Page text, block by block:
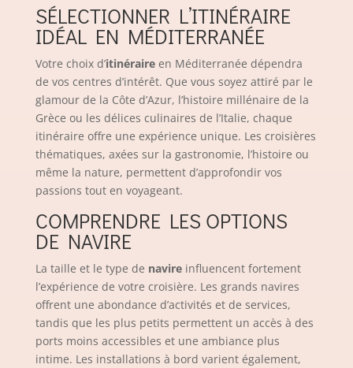
SÉLECTIONNER L’ITINÉRAIRE
IDÉAL EN MÉDITERRANÉE
Votre choix d’itinéraire en Méditerranée dépendra
de vos centres d’intérêt. Que vous soyez attiré par le
glamour de la Côte d’Azur, l’histoire millénaire de la
Grèce ou les délices culinaires de l’Italie, chaque
itinéraire offre une expérience unique. Les croisières
thématiques, axées sur la gastronomie, l’histoire ou
même la nature, permettent d’approfondir vos
passions tout en voyageant.
COMPRENDRE LES OPTIONS
DE NAVIRE
La taille et le type de navireinfluencent fortement
l’expérience de votre croisière. Les grands navires
offrent une abondance d’activités et de services,
tandis que les plus petits permettent un accès à des
ports moins accessibles et une ambiance plus
intime. Les installations à bord varient également,